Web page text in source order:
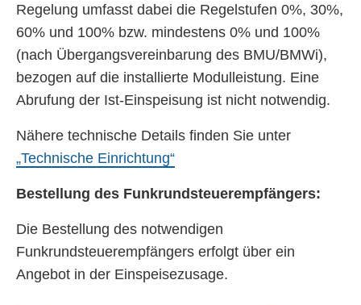
Regelung umfasst dabei die Regelstufen 0%, 30%,
60% und 100% bzw. mindestens 0% und 100%
(nach Übergangsvereinbarung des BMU/BMWi),
bezogen auf die installierte Modulleistung. Eine
Abrufung der Ist-Einspeisung ist nicht notwendig.
Nähere technische Details finden Sie unter
„Technische Einrichtung“
Bestellung des Funkrundsteuerempfängers:
Die Bestellung des notwendigen
Funkrundsteuerempfängers erfolgt über ein
Angebot in der Einspeisezusage.